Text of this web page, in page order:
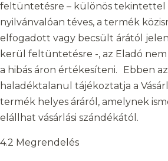
feltüntetésre – különös tekintettel
nyilvánvalóan téves, a termék
elfogadott vagy becsült árától
kerül feltüntetésre -, az Eladó
a hibás áron értékesíteni. Ebben
haladéktalanul tájékoztatja a
termék helyes áráról, amelynek
elállhat vásárlási szándékától.
4.2 Megrendelés